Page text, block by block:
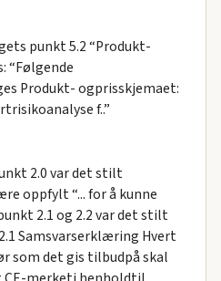
punkt 5.2 “Produkt-
“Følgende
Produkt- ogprisskjemaet:
f..”
2.0 var det stilt
oppfylt “... for å kunne
2.1 og 2.2 var det stilt
Samsvarserklæring Hvert
som det gis tilbudpå skal